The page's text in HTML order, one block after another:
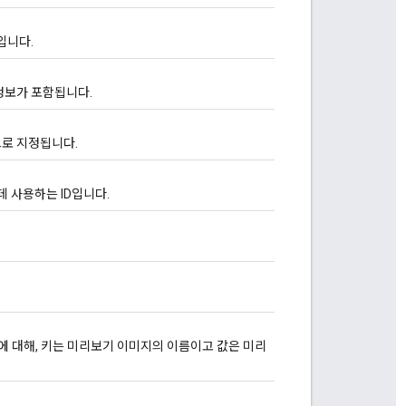
니다.
가 포함됩니다.
지정됩니다.
사용하는 ID입니다.
대해, 키는 미리보기 이미지의 이름이고 값은 미리